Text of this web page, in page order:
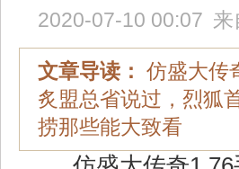
2020-07-10 00:07 来
文章导读： 仿盛大传
炙盟总省说过，烈狐
捞那些能大致看